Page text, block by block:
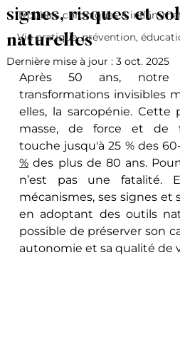
Troubles chroniques &
Vie pratique, prévention,
signes, risques et
naturelles
Dernière mise à jour :3 oct. 2025
Après 50 ans, notre
transformations invisibles
elles, la sarcopénie. Cette
masse, de force et de
touche jusqu'à 25 % des
% des plus de 80 ans.
n’est pas une fatalité.
mécanismes, ses signes et
en adoptant des outils
possible de préserver son
autonomie et sa qualité de